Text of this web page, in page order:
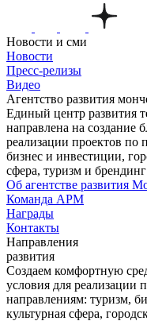
Новости и сми
Новости
Пресс-релизы
Видео
Агентство развития
Единый центр развития
направлена на создание
реализации проектов по
бизнес и инвестиции,
сфера, туризм и брендинг
Об агентстве развития
Команда АРМ
Награды
Контакты
Направления
развития
Создаем комфортную
условия для реализации
направлениям: туризм,
культурная сфера,